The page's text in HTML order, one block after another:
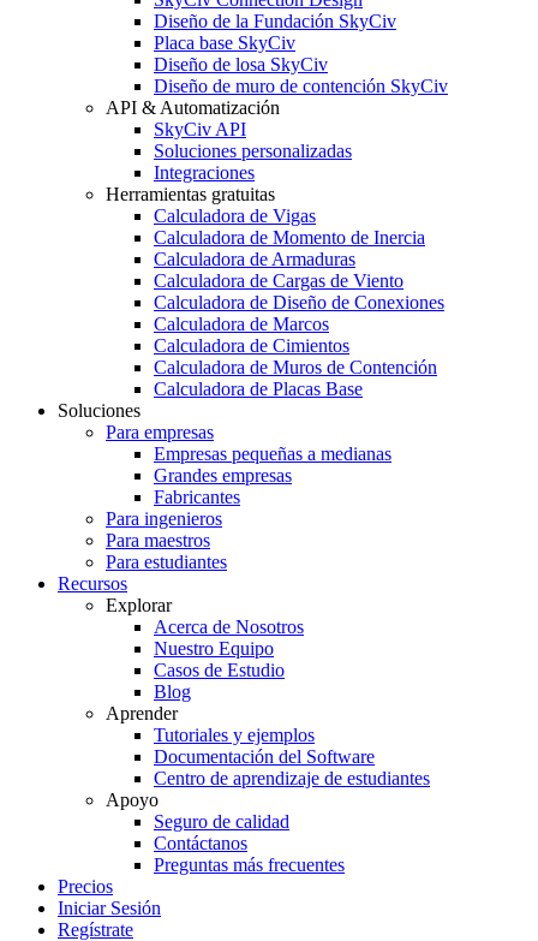
Diseño de la Fundación SkyCiv
Placa base SkyCiv
Diseño de losa SkyCiv
Diseño de muro de contención SkyCiv
API & Automatización
SkyCiv API
Soluciones personalizadas
Integraciones
Herramientas gratuitas
Calculadora de Vigas
Calculadora de Momento de Inercia
Calculadora de Armaduras
Calculadora de Cargas de Viento
Calculadora de Diseño de Conexiones
Calculadora de Marcos
Calculadora de Cimientos
Calculadora de Muros de Contención
Calculadora de Placas Base
Soluciones
Para empresas
Empresas pequeñas a medianas
Grandes empresas
Fabricantes
Para ingenieros
Para maestros
Para estudiantes
Recursos
Explorar
Acerca de Nosotros
Nuestro Equipo
Casos de Estudio
Blog
Aprender
Tutoriales y ejemplos
Documentación del Software
Centro de aprendizaje de estudiantes
Apoyo
Seguro de calidad
Contáctanos
Preguntas más frecuentes
Precios
Iniciar Sesión
Regístrate